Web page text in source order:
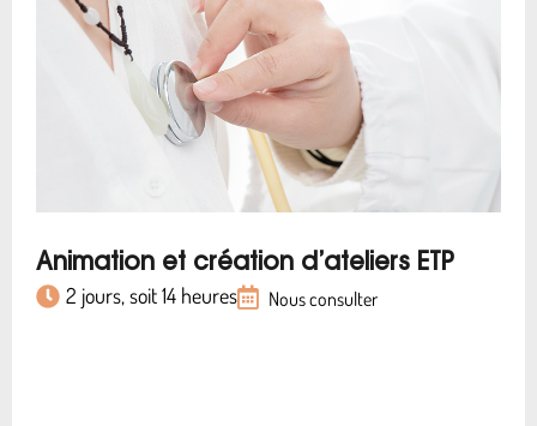
Animation et création d’ateliers ETP
2 jours, soit 14 heures Nous consulter